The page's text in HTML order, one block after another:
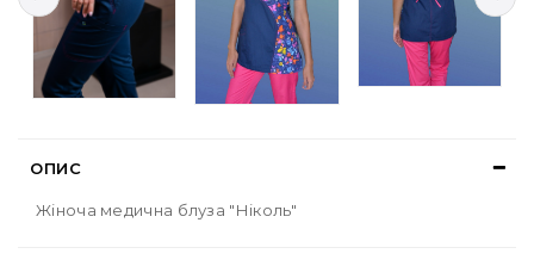
ОПИС
Жіноча медична блуза "Ніколь"